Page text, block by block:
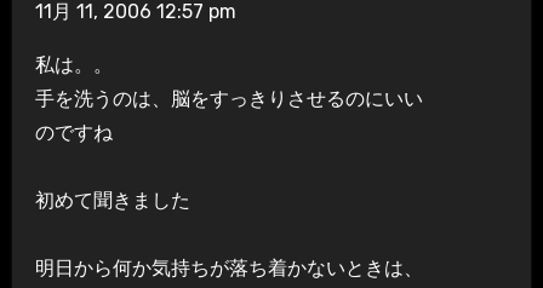
11月 11, 2006 12:57 pm
私は。。
手を洗うのは、脳をすっきりさせるのにいい
のですね
初めて聞きました
明日から何か気持ちが落ち着かないときは、